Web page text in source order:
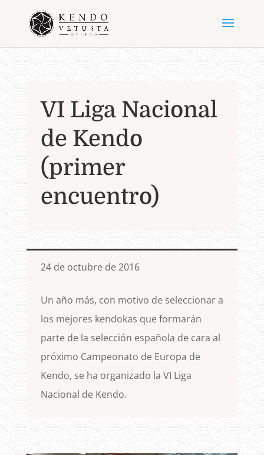
VI Liga Nacional
de Kendo
(primer
encuentro)
24 de octubre de 2016
Un año más, con motivo de seleccionar a
los mejores kendokas que formarán
parte de la selección española de cara al
próximo Campeonato de Europa de
Kendo, se ha organizado la VI Liga
Nacional de Kendo.